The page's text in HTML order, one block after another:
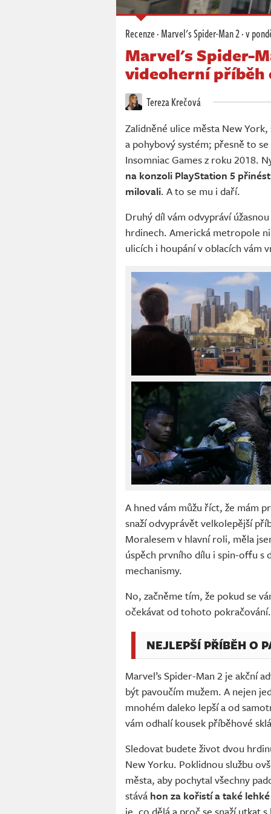
Recenze·Marvel's Spider-Man 2·v
Marvel's Spider-
videoherní příběh
Tereza Krečová
Zalidněné ulice města New
a pohybový systém; přesně to
Insomniac Games z roku 2018.
na konzoli PlayStation 5
milovali. A to se mu i daří.
Druhý díl vám odvypráví
hrdinech. Americká metropole
ulicích i houpání v oblacích vám
A hned vám můžu říct, že mám
snaží odvyprávět velkolepější
Moralesem v hlavní roli, měla
úspěch prvního dílu i spin-offu
mechanismy.
No, začněme tím, že pokud se
očekávat od tohoto
NEJLEPŠÍ PŘÍBĚH O
Marvel’s Spider-Man 2 je akční
být pavoučím mužem. A nejen
mnohém daleko lepší a od
vám odhalí kousek příběhové
Sledovat budete život dvou
New Yorku. Poklidnou službu
města, aby pochytal všechny
stává hon za kořistí a také